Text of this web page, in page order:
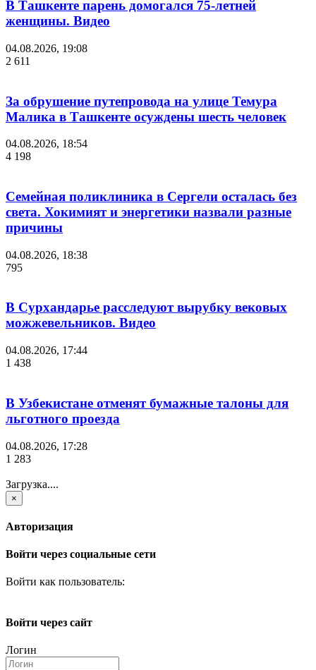
В Ташкенте парень домогался 75-летней
женщины. Видео
04.08.2026, 19:08
2 611
За обрушение путепровода на улице Темура
Малика в Ташкенте осуждены шесть человек
04.08.2026, 18:54
4 198
Семейная поликлиника в Сергели осталась без
света. Хокимият и энергетики назвали разные
причины
04.08.2026, 18:38
795
В Сурхандарье расследуют вырубку вековых
можжевельников. Видео
04.08.2026, 17:44
1 438
В Узбекистане отменят бумажные талоны для
льготного проезда
04.08.2026, 17:28
1 283
Загрузка....
×
Авторизация
Войти через социальные сети
Войти как пользователь:
Войти через сайт
Логин